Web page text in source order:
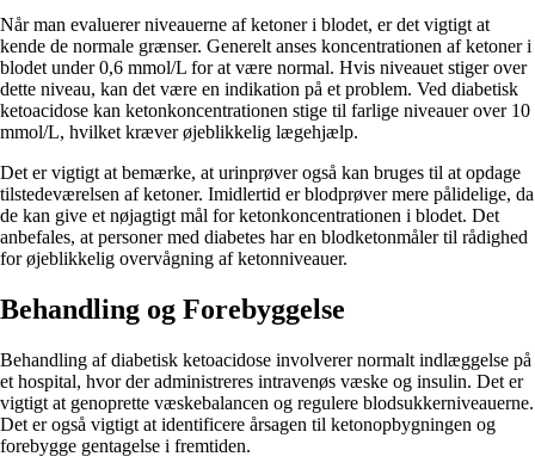
Når man evaluerer niveauerne af ketoner i blodet, er det vigtigt at
kende de normale grænser. Generelt anses koncentrationen af ketoner i
blodet under 0,6 mmol/L for at være normal. Hvis niveauet stiger over
dette niveau, kan det være en indikation på et problem. Ved diabetisk
ketoacidose kan ketonkoncentrationen stige til farlige niveauer over 10
mmol/L, hvilket kræver øjeblikkelig lægehjælp.
Det er vigtigt at bemærke, at urinprøver også kan bruges til at opdage
tilstedeværelsen af ketoner. Imidlertid er blodprøver mere pålidelige, da
de kan give et nøjagtigt mål for ketonkoncentrationen i blodet. Det
anbefales, at personer med diabetes har en blodketonmåler til rådighed
for øjeblikkelig overvågning af ketonniveauer.
Behandling og Forebyggelse
Behandling af diabetisk ketoacidose involverer normalt indlæggelse på
et hospital, hvor der administreres intravenøs væske og insulin. Det er
vigtigt at genoprette væskebalancen og regulere blodsukkerniveauerne.
Det er også vigtigt at identificere årsagen til ketonopbygningen og
forebygge gentagelse i fremtiden.